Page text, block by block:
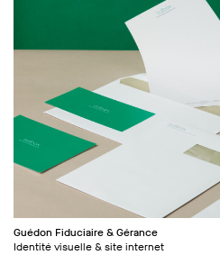
Guédon Fiduciaire & Gérance
Identité visuelle & site internet